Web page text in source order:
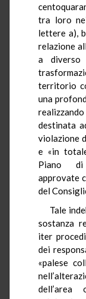
tra loro
lettere a),
relazione
a diverso
territorio
una
destinata
violazione
e «in
Piano di
approvate
del
Tale
sostanza
iter
dei
«palese
dell’area